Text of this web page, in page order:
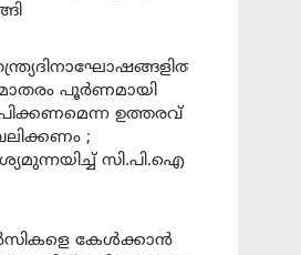
പൂർണമായി
ഉത്തരവ്
;
സി.പി.ഐ
കേൾക്കാൻ